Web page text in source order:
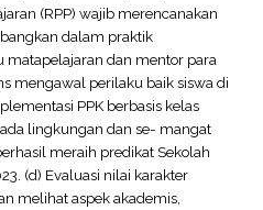
(RPP) wajib merencanakan
dalam praktik
matapelajaran dan mentor para
mengawal perilaku baik siswa di
PPK berbasis kelas
lingkungan dan se- mangat
meraih predikat Sekolah
(d) Evaluasi nilai karakter
melihat aspek akademis,